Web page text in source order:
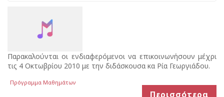
Παρακαλούνται οι ενδιαφερόμενοι να επικοινωνήσουν μέχρι
τις 4 Οκτωβρίου 2010 με την διδάσκουσα κα Ρία Γεωργιάδου.
Πρόγραμμα Μαθημάτων
Περισσότερα